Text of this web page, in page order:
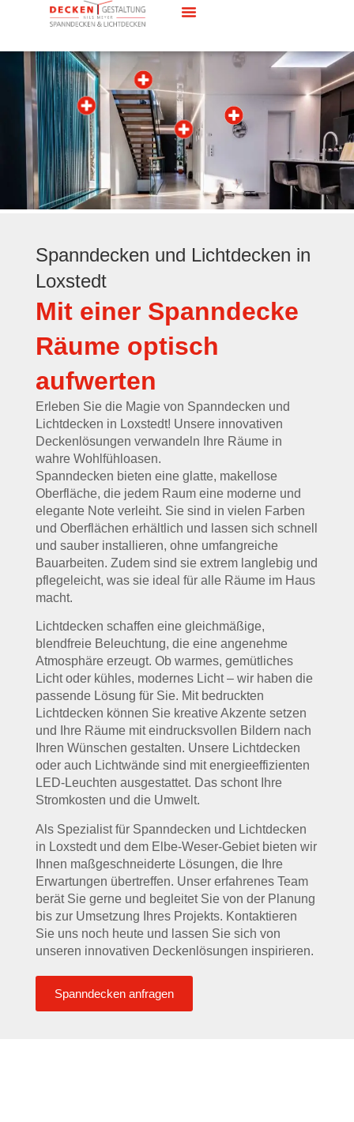
Spanndecken und Lichtdecken in
Loxstedt
Mit einer Spanndecke
Räume optisch
aufwerten
Erleben Sie die Magie von Spanndecken und
Lichtdecken in Loxstedt! Unsere innovativen
Deckenlösungen verwandeln Ihre Räume in
wahre Wohlfühloasen.
Spanndecken bieten eine glatte, makellose
Oberfläche, die jedem Raum eine moderne und
elegante Note verleiht. Sie sind in vielen Farben
und Oberflächen erhältlich und lassen sich schnell
und sauber installieren, ohne umfangreiche
Bauarbeiten. Zudem sind sie extrem langlebig und
pflegeleicht, was sie ideal für alle Räume im Haus
macht.
Lichtdecken schaffen eine gleichmäßige,
blendfreie Beleuchtung, die eine angenehme
Atmosphäre erzeugt. Ob warmes, gemütliches
Licht oder kühles, modernes Licht – wir haben die
passende Lösung für Sie. Mit bedruckten
Lichtdecken können Sie kreative Akzente setzen
und Ihre Räume mit eindrucksvollen Bildern nach
Ihren Wünschen gestalten. Unsere Lichtdecken
oder auch Lichtwände sind mit energieeffizienten
LED-Leuchten ausgestattet. Das schont Ihre
Stromkosten und die Umwelt.
Als Spezialist für Spanndecken und Lichtdecken
in Loxstedt und dem Elbe-Weser-Gebiet bieten wir
Ihnen maßgeschneiderte Lösungen, die Ihre
Erwartungen übertreffen. Unser erfahrenes Team
berät Sie gerne und begleitet Sie von der Planung
bis zur Umsetzung Ihres Projekts. Kontaktieren
Sie uns noch heute und lassen Sie sich von
unseren innovativen Deckenlösungen inspirieren.
Spanndecken anfragen